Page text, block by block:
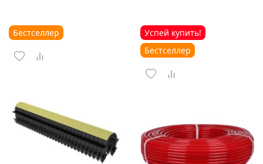
Бестселлер
Успей купить!
Бестселлер